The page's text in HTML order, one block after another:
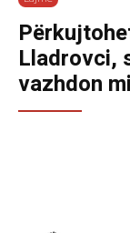
Lladrovci,
vazhdon